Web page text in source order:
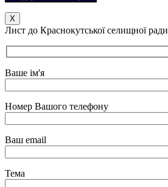
Х
Лист до Краснокутської селищної ради
Ваше ім'я
Номер Вашого телефону
Ваш email
Тема